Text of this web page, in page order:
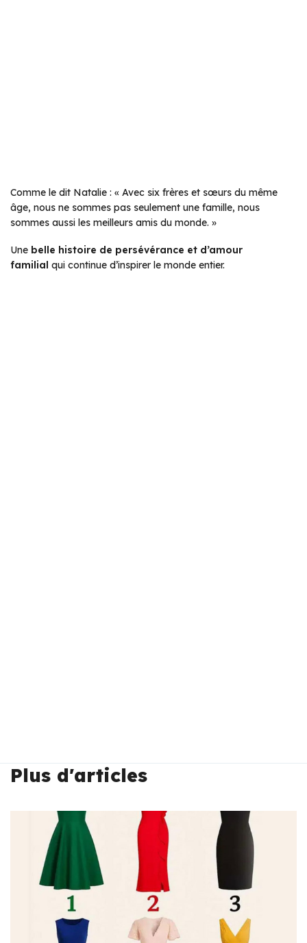
Comme le dit Natalie : « Avec six frères et sœurs du même
âge, nous ne sommes pas seulement une famille, nous
sommes aussi les meilleurs amis du monde. »
Une belle histoire de persévérance et d’amour
familial qui continue d’inspirer le monde entier.
Plus d'articles